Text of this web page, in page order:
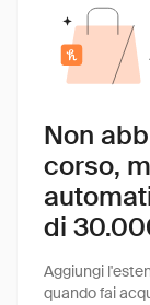
Non
corso,
di
Aggiungi
quando fai